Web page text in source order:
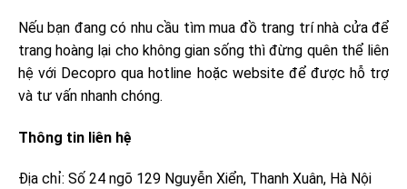
Nếu bạn đang có nhu cầu tìm mua đồ trang trí nhà cửa để
trang hoàng lại cho không gian sống thì đừng quên thể liên
hệ với Decopro qua hotline hoặc website để được hỗ trợ
và tư vấn nhanh chóng.
Thông tin liên hệ
Địa chỉ: Số 24 ngõ 129 Nguyễn Xiển, Thanh Xuân, Hà Nội